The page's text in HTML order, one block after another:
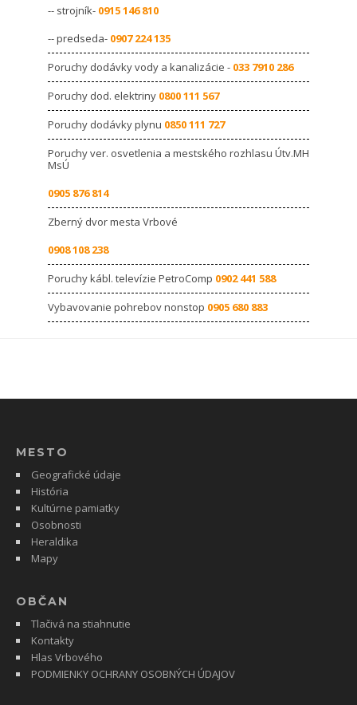
-- strojník- 0915 146 810
-- predseda- 0907 224 135
Poruchy dodávky vody a kanalizácie - 033 7910 286
Poruchy dod. elektriny 0800 111 567
Poruchy dodávky plynu 0850 111 727
Poruchy ver. osvetlenia a mestského rozhlasu Útv.MH
MsÚ
0905 876 814
Zberný dvor mesta Vrbové
0908 108 238
Poruchy kábl. televízie PetroComp 0902 441 588
Vybavovanie pohrebov nonstop 0905 680 883
MESTO
Geografické údaje
História
Kultúrne pamiatky
Osobnosti
Heraldika
Mapy
OBČAN
Tlačivá na stiahnutie
Kontakty
Hlas Vrbového
PODMIENKY OCHRANY OSOBNÝCH ÚDAJOV